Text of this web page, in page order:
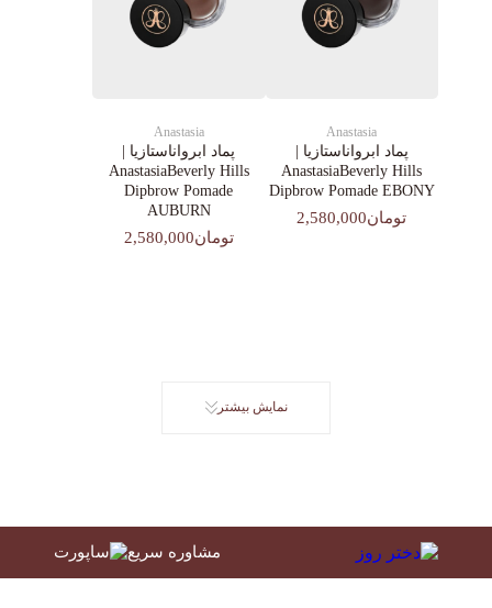
Anastasia
پماد ابرواناستازیا |
AnastasiaBeverly Hills
Dipbrow Pomade EBONY
تومان2,580,000
Anastasia
پماد ابرواناستازیا |
AnastasiaBeverly Hills
Dipbrow Pomade
AUBURN
تومان2,580,000
نمایش بیشتر
مشاوره سریع